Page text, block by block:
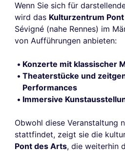
Wenn Sie sich für
wird das Kulturzentrum
Sévigné (nahe Rennes) im
von Aufführungen anbieten:
Konzerte mit klassischer
Theaterstücke und
Performances
Immersive
Obwohl diese Veranstaltung
stattfindet, zeigt sie die
Pont des Arts, die weiterhin